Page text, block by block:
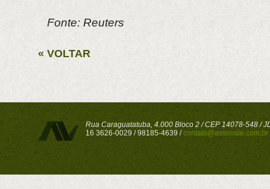
Fonte: Reuters
« VOLTAR
Rua Caraguatatuba, 4.000 Bloco 2 / CEP 14078-548 /
16 3626-0029 / 98185-4639 /contato@assovale.com.br